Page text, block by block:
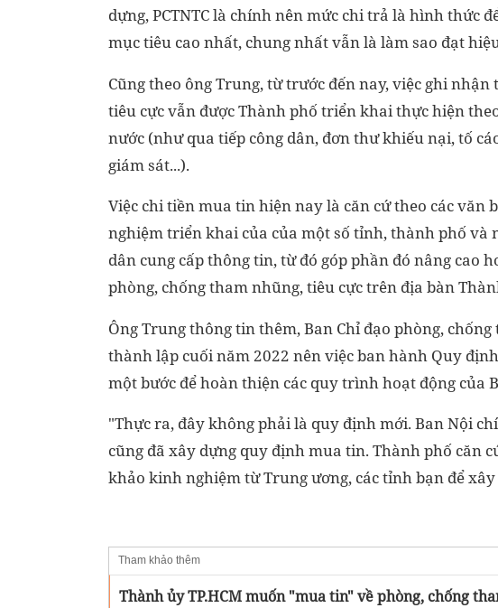
dựng, PCTNTC là chính nên mức chi trả là hình thức
mục tiêu cao nhất, chung nhất vẫn là làm sao đạt
Cũng theo ông Trung, từ trước đến nay, việc ghi
tiêu cực vẫn được Thành phố triển khai thực hiện
nước (như qua tiếp công dân, đơn thư khiếu nại, tố
giám sát...).
Việc chi tiền mua tin hiện nay là căn cứ theo các văn
nghiệm triển khai của của một số tỉnh, thành phố và
dân cung cấp thông tin, từ đó góp phần đó nâng cao
phòng, chống tham nhũng, tiêu cực trên địa bàn
Ông Trung thông tin thêm, Ban Chỉ đạo phòng,
thành lập cuối năm 2022 nên việc ban hành Quy
một bước để hoàn thiện các quy trình hoạt động của
"Thực ra, đây không phải là quy định mới. Ban Nội
cũng đã xây dựng quy định mua tin. Thành phố căn
khảo kinh nghiệm từ Trung ương, các tỉnh bạn để
Tham khảo thêm
Thành ủy TP.HCM muốn "mua tin" về phòng, chống